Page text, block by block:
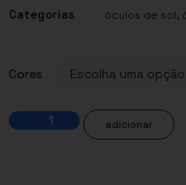
Categorias
óculos de sol,
Cores
adicionar